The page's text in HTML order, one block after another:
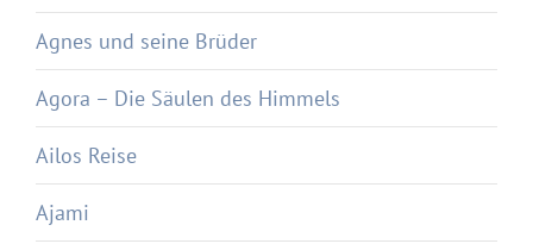
Agnes und seine Brüder
Agora – Die Säulen des Himmels
Ailos Reise
Ajami